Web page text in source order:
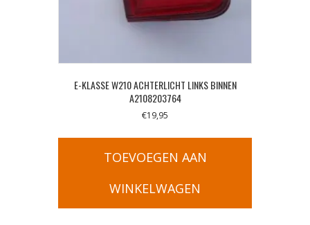
E-KLASSE W210 ACHTERLICHT LINKS BINNEN
A2108203764
€19,95
TOEVOEGEN AAN
WINKELWAGEN